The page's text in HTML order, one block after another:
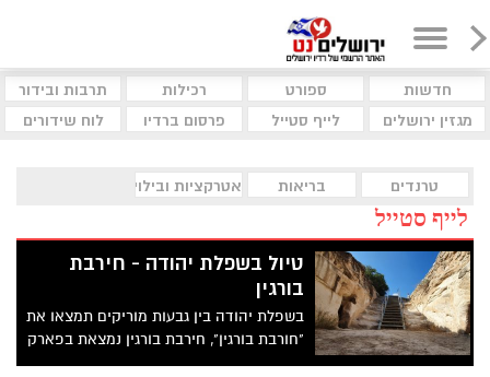
חדשות ספורט רכילות
תרבות ובידור
מגזין ירושלים
לייף סטייל פרסום ברדיו לוח שידורים
טרנדים בריאות אטרקציות ובילוי
לייף סטייל
טיול בשפלת יהודה - חירבת
בורגין
בשפלת יהודה בין גבעות מוריקים תמצאו את
"חורבת בורגין", חירבת בורגין נמצאת בפארק
עדולם על הר בגובה 430 מטר מעל פני הים.